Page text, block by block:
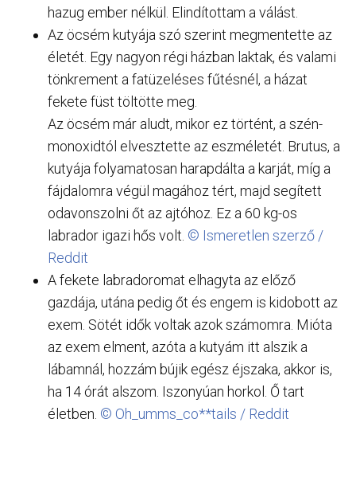
hazug ember nélkül. Elindítottam a válást.
Az öcsém kutyája szó szerint megmentette az
életét. Egy nagyon régi házban laktak, és valami
tönkrement a fatüzeléses fűtésnél, a házat
fekete füst töltötte meg.
Az öcsém már aludt, mikor ez történt, a szén-
monoxidtól elvesztette az eszméletét. Brutus, a
kutyája folyamatosan harapdálta a karját, míg a
fájdalomra végül magához tért, majd segített
odavonszolni őt az ajtóhoz. Ez a 60 kg-os
labrador igazi hős volt. © Ismeretlen szerző /
Reddit
A fekete labradoromat elhagyta az előző
gazdája, utána pedig őt és engem is kidobott az
exem. Sötét idők voltak azok számomra. Mióta
az exem elment, azóta a kutyám itt alszik a
lábamnál, hozzám bújik egész éjszaka, akkor is,
ha 14 órát alszom. Iszonyúan horkol. Ő tart
életben. © Oh_umms_co**tails / Reddit